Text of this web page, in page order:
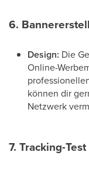
6.
Design: Die
Online-
können dir
Netzwerk
7. Tracking-Test